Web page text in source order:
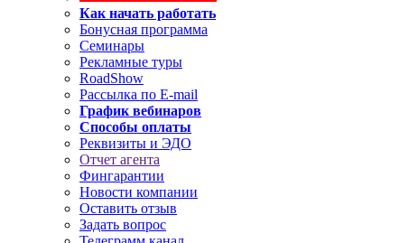
Как начать работать
Бонусная программа
Семинары
Рекламные туры
RoadShow
Рассылка по E-mail
График вебинаров
Способы оплаты
Реквизиты и ЭДО
Отчет агента
Фингарантии
Новости компании
Оставить отзыв
Задать вопрос